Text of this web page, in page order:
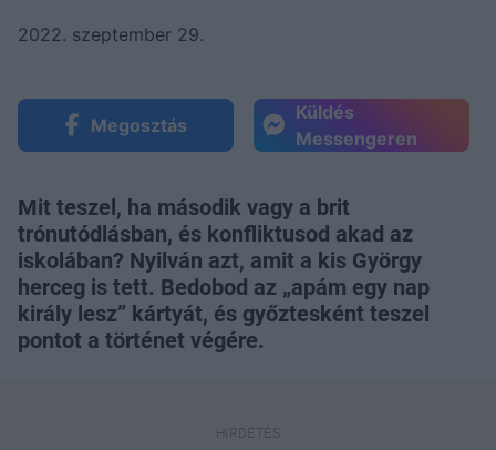
2022. szeptember 29.
Megosztás
Küldés
Messengeren
Mit teszel, ha második vagy a brit
trónutódlásban, és konfliktusod akad az
iskolában? Nyilván azt, amit a kis György
herceg is tett. Bedobod az „apám egy nap
király lesz” kártyát, és győztesként teszel
pontot a történet végére.